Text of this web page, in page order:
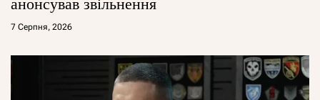
анонсував звільнення
7 Серпня, 2026